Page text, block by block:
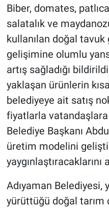
Biber, domates,
salatalık ve
kullanılan doğal
gelişimine olumlu
artış sağladığı
yaklaşan ürünlerin
belediyeye ait satış
fiyatlarla vatandaşlara
Belediye Başkanı
üretim modelini
yaygınlaştıracaklarını
Adıyaman Belediyesi,
yürüttüğü doğal tarım